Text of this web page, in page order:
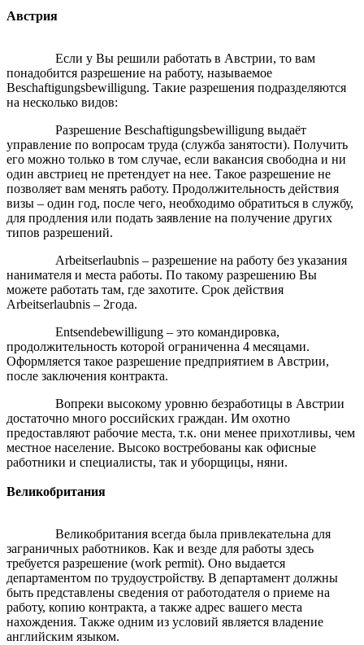
Австрия
Если у Вы решили работать в Австрии, то вам
понадобится разрешение на работу, называемое
Beschaftigungsbewilligung. Такие разрешения подразделяются
на несколько видов:
Разрешение Beschaftigungsbewilligung выдаёт
управление по вопросам труда (служба занятости). Получить
его можно только в том случае, если вакансия свободна и ни
один австриец не претендует на нее. Такое разрешение не
позволяет вам менять работу. Продолжительность действия
визы – один год, после чего, необходимо обратиться в службу,
для продления или подать заявление на получение других
типов разрешений.
Arbeitserlaubnis – разрешение на работу без указания
нанимателя и места работы. По такому разрешению Вы
можете работать там, где захотите. Срок действия
Arbeitserlaubnis – 2года.
Entsendebewilligung – это командировка,
продолжительность которой ограниченна 4 месяцами.
Оформляется такое разрешение предприятием в Австрии,
после заключения контракта.
Вопреки высокому уровню безработицы в Австрии
достаточно много российских граждан. Им охотно
предоставляют рабочие места, т.к. они менее прихотливы, чем
местное население. Высоко востребованы как офисные
работники и специалисты, так и уборщицы, няни.
Великобритания
Великобритания всегда была привлекательна для
заграничных работников. Как и везде для работы здесь
требуется разрешение (work permit). Оно выдается
департаментом по трудоустройству. В департамент должны
быть представлены сведения от работодателя о приеме на
работу, копию контракта, а также адрес вашего места
нахождения. Также одним из условий является владение
английским языком.